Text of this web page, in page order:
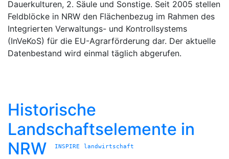
Dauerkulturen, 2. Säule und Sonstige. Seit 2005 stellen
Feldblöcke in NRW den Flächenbezug im Rahmen des
Integrierten Verwaltungs- und Kontrollsystems
(InVeKoS) für die EU-Agrarförderung dar. Der aktuelle
Datenbestand wird einmal täglich abgerufen.
Historische
Landschaftselemente in
NRW
INSPIRE landwirtschaft